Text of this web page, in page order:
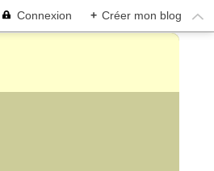
Connexion + Créer mon blog